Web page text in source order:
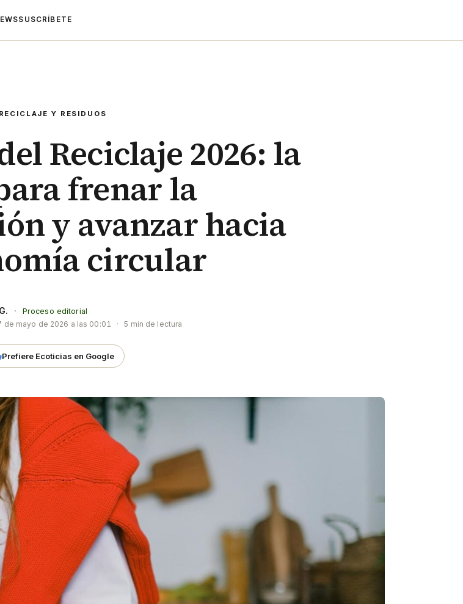
SUSCRÍBETE
RECICLAJE Y RESIDUOS
Reciclaje 2026: la
frenar la
y avanzar hacia
circular
·
Proceso editorial
de mayo de 2026 a las 00:01 · 5 min de lectura
Prefiere Ecoticias en Google